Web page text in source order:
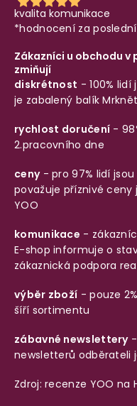
kvalita komunikace
*hodnocení za
Zákazníci u obchodu
zmiňují
diskrétnost - 100%
je zabalený balík
rychlost doručení -
2.pracovního dne
ceny- pro 97% lidí jsou
považuje příznivé
YOO
komunikace -
E-shop informuje o
zákaznická podpora
výběr zboží - pouze
šíří sortimentu
zábavné newslettery-
newsletterů odběrateli
Zdroj: recenze YOO na